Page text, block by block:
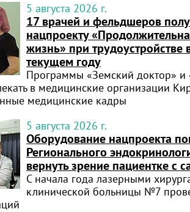
5 августа 2026 г.
17 врачей и фельдшеров
нацпроекту
жизнь» при трудоустройстве
текущем году
Программы «Земский доктор»
в медицинские организации
медицинские кадры
5 августа 2026 г.
Оборудование нацпроекта
Регионального
вернуть зрение пациентке с
С начала года лазерными
клинической больницы №7